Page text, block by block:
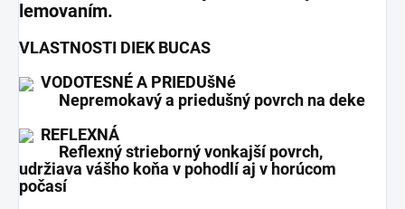
lemovaním.
VLASTNOSTI DIEK BUCAS
VODOTESNÉ A PRIEDUšNé
Nepremokavý a priedušný povrch na deke
REFLEXNÁ
Reflexný strieborný vonkajší povrch,
udržiava vášho koňa v pohodlí aj v horúcom
počasí